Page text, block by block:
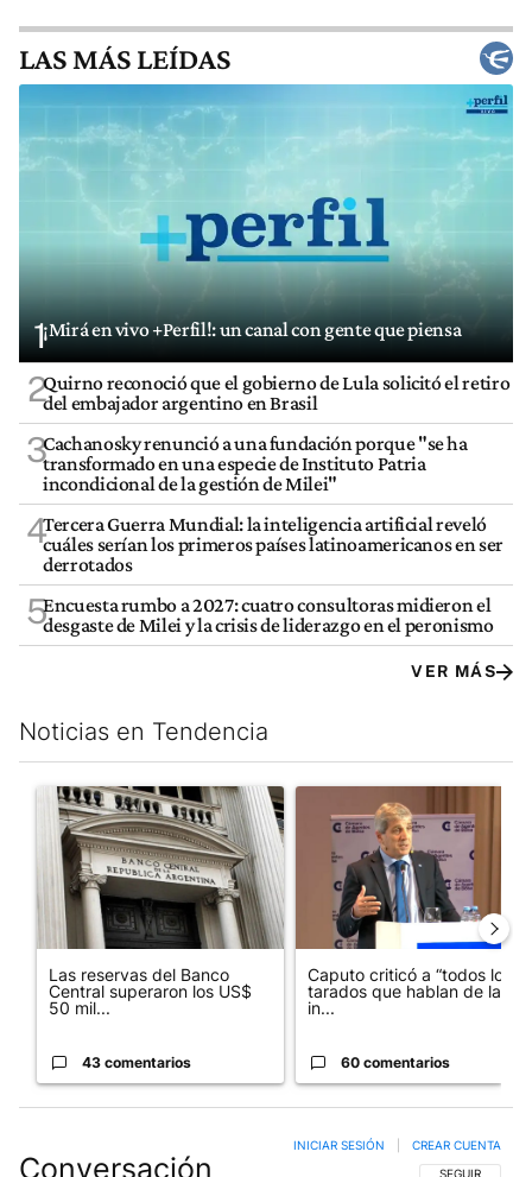
LAS MÁS LEÍDAS
1¡Mirá en vivo +Perfil!: un canal con gente que piensa
2Quirno reconoció que el gobierno de Lula solicitó el retiro
del embajador argentino en Brasil
3Cachanosky renunció a una fundación porque "se ha
transformado en una especie de Instituto Patria
incondicional de la gestión de Milei"
4Tercera Guerra Mundial: la inteligencia artificial reveló
cuáles serían los primeros países latinoamericanos en ser
derrotados
5Encuesta rumbo a 2027: cuatro consultoras midieron el
desgaste de Milei y la crisis de liderazgo en el peronismo
VER MÁS
Noticias en Tendencia
Este listado muestra los artículos con más comentarios en los
Un artículo de tendencia con el título "Las reservas del Banco
Las reservas del Banco
Central superaron los US$
50 mil...
43 comentarios
Un artículo de tendencia con
Caputo criticó a “todos los
tarados que hablan de la
in...
60 comentarios
Conversación SIGA ESTA
SEGUIR
INICIAR SESIÓN CREAR CUENTA